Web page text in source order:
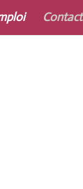
Contact